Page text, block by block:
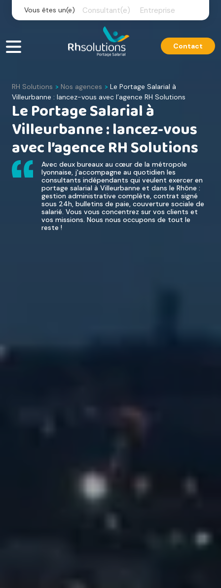
Vous êtes un(e) Consultant(e) Entreprise
Contact
RH Solutions > Nos agences > Le Portage Salarial à
Villeurbanne : lancez-vous avec l’agence RH Solutions
Le Portage Salarial à
Villeurbanne : lancez-vous
avec l’agence RH Solutions
Avec deux bureaux au cœur de la métropole
lyonnaise, j'accompagne au quotidien les
consultants indépendants qui veulent exercer en
portage salarial à Villeurbanne et dans le Rhône :
gestion administrative complète, contrat signé
sous 24h, bulletins de paie, couverture sociale de
salarié. Vous vous concentrez sur vos clients et
vos missions. Nous nous occupons de tout le
reste !